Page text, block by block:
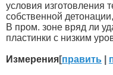
условия изготовления
собственной
В пром. зоне вряд ли
пластинки с низким
Измерения[править